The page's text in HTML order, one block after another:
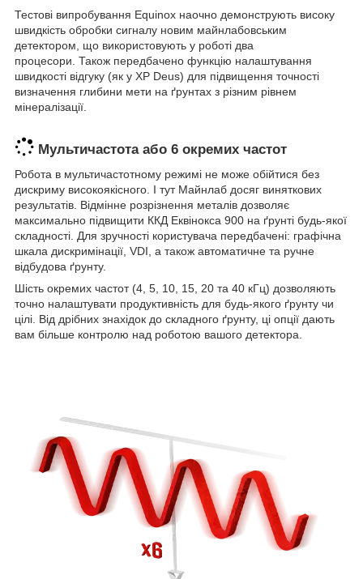
Тестові випробування Equinox наочно демонструють високу
швидкість обробки сигналу новим майнлабовським
детектором, що використовують у роботі два
процесори. Також передбачено функцію налаштування
швидкості відгуку (як у XP Deus) для підвищення точності
визначення глибини мети на ґрунтах з різним рівнем
мінералізації.
Мультичастота або 6 окремих частот
Робота в мультичастотному режимі не може обійтися без
дискриму високоякісного. І тут Майнлаб досяг виняткових
результатів. Відмінне розрізнення металів дозволяє
максимально підвищити ККД Еквінокса 900 на ґрунті будь-якої
складності. Для зручності користувача передбачені: графічна
шкала дискримінації, VDI, а також автоматичне та ручне
відбудова ґрунту.
Шість окремих частот (4, 5, 10, 15, 20 та 40 кГц) дозволяють
точно налаштувати продуктивність для будь-якого ґрунту чи
цілі. Від дрібних знахідок до складного ґрунту, ці опції дають
вам більше контролю над роботою вашого детектора.